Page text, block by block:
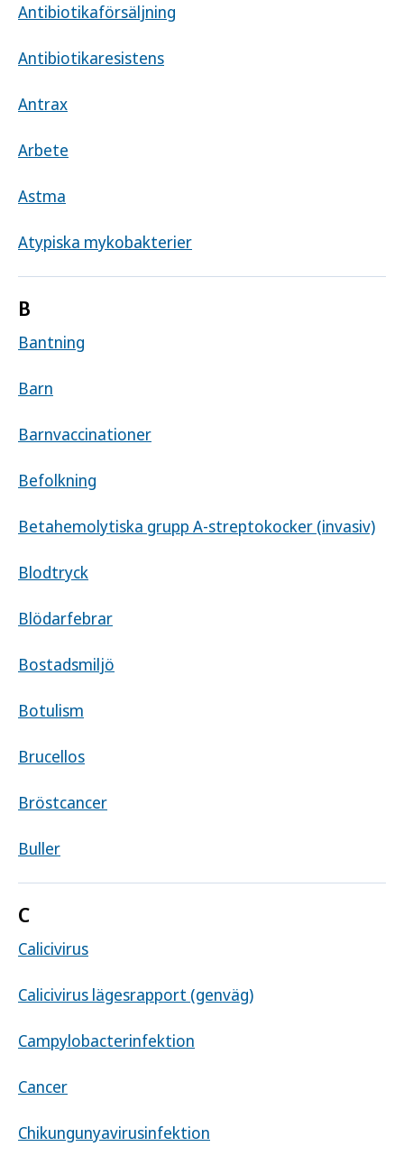
Antibiotikaförsäljning
Antibiotikaresistens
Antrax
Arbete
Astma
Atypiska mykobakterier
B
Bantning
Barn
Barnvaccinationer
Befolkning
Betahemolytiska grupp A-streptokocker (invasiv)
Blodtryck
Blödarfebrar
Bostadsmiljö
Botulism
Brucellos
Bröstcancer
Buller
C
Calicivirus
Calicivirus lägesrapport (genväg)
Campylobacterinfektion
Cancer
Chikungunyavirusinfektion